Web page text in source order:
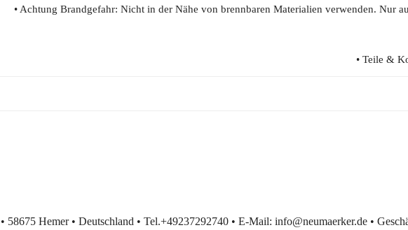
• Achtung Brandgefahr: Nicht in der Nähe von brennbaren Materialien verwenden. Nur
• Teile &
Hemer • Deutschland • Tel.+49237292740 • E-Mail: info@neumaerker.de •